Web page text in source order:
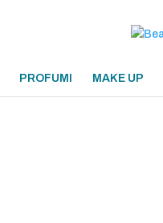
PROFUMI MAKE UP